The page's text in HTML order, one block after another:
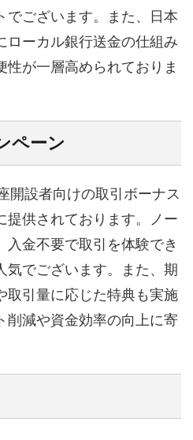
でございます。また、日本
ローカル銀行送金の仕組み
性が一層高められておりま
ペーン
開設者向けの取引ボーナス
提供されております。ノー
入金不要で取引を体験でき
気でございます。また、期
取引量に応じた特典も実施
削減や資金効率の向上に寄